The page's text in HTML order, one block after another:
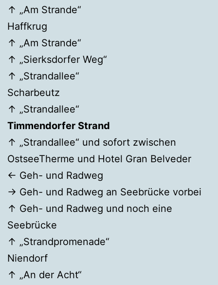
↑ „Am Strande“
Haffkrug
↑ „Am Strande“
↑ „Sierksdorfer Weg“
↑ „Strandallee“
Scharbeutz
↑ „Strandallee“
Timmendorfer Strand
↑ „Strandallee“ und sofort zwischen
OstseeTherme und Hotel Gran Belveder
← Geh- und Radweg
→ Geh- und Radweg an Seebrücke vorbei
↑ Geh- und Radweg und noch eine
Seebrücke
↑ „Strandpromenade“
Niendorf
↑ „An der Acht“